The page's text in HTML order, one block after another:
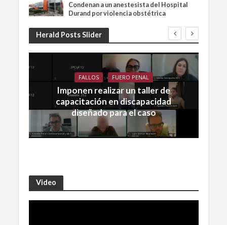
Condenan a un anestesista del Hospital
Durand por violencia obstétrica
Herald Posts Slider
FALLOS FUERO PENAL
Imponen realizar un taller de
capacitación en discapacidad
diseñado para el caso
Video